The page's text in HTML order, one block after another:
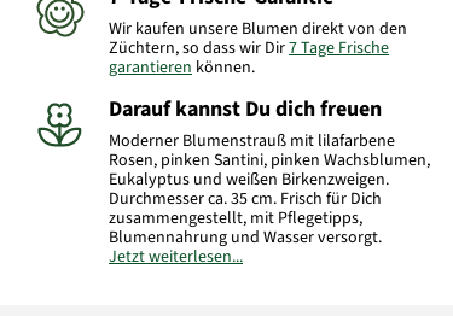
Wir kaufen unsere Blumen direkt von den
Züchtern, so dass wir Dir7 Tage Frische
garantieren können.
Darauf kannst Du dich freuen
Moderner Blumenstrauß mit lilafarbene
Rosen, pinken Santini, pinken Wachsblumen,
Eukalyptus und weißen Birkenzweigen.
Durchmesser ca. 35 cm. Frisch für Dich
zusammengestellt, mit Pflegetipps,
Blumennahrung und Wasser versorgt.
Jetzt weiterlesen...